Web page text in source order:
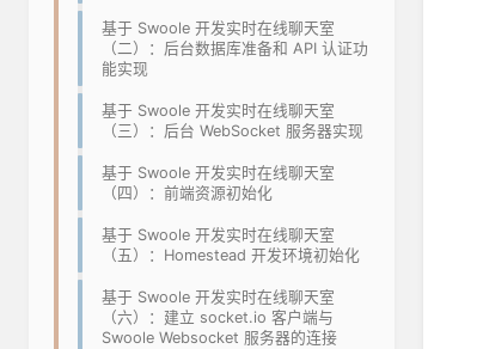
基于 Swoole 开发实时在线聊天室
（二）：后台数据库准备和 API 认证功
能实现
基于 Swoole 开发实时在线聊天室
（三）：后台 WebSocket 服务器实现
基于 Swoole 开发实时在线聊天室
（四）：前端资源初始化
基于 Swoole 开发实时在线聊天室
（五）：Homestead 开发环境初始化
基于 Swoole 开发实时在线聊天室
（六）：建立 socket.io 客户端与
Swoole Websocket 服务器的连接